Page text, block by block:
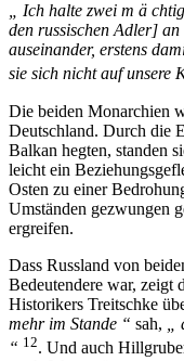
„ Ich halte zwei m ä
den russischen Adler]
auseinander, erstens
sie sich nicht auf unsere
Die beiden Monarchien
Deutschland. Durch die
Balkan hegten, standen
leicht ein
Osten zu einer
Umständen gezwungen
ergreifen.
Dass Russland von
Bedeutendere war, zeigt
Historikers Treitschke
mehr im Stande “ sah,
“ 12. Und auch